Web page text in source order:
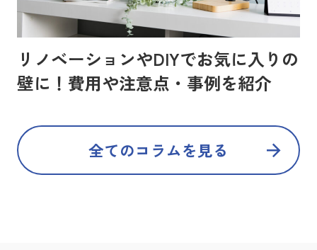
リノベーションやDIYでお気に入りの
壁に！費用や注意点・事例を紹介
全てのコラムを見る